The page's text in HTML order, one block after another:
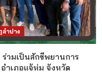
ำปาง
ร่วมเป็นสักขีพยานการ
ำเภอแจ้ห่ม จังหวัด